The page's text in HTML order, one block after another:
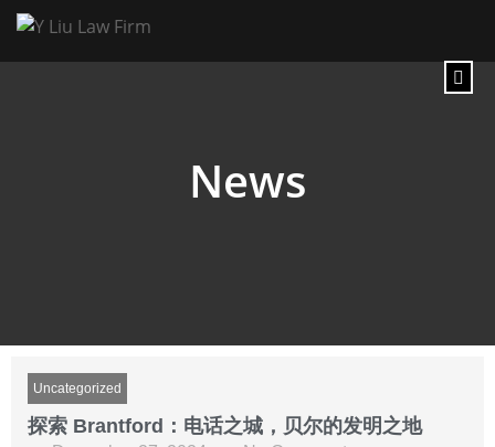
News
Uncategorized
探索 Brantford：电话之城，贝尔的发明之地